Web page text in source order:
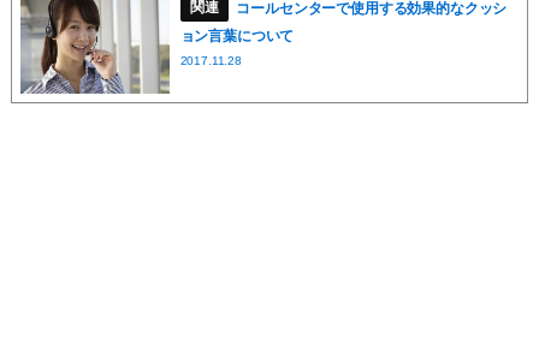
コールセンターで使用する効果的なクッシ
ョン言葉について
2017.11.28